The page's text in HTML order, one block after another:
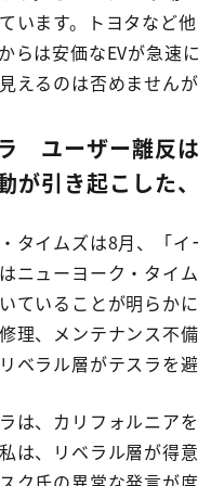
います。トヨタなど
らは安価なEVが急速
えるのは否めませんが
ユーザー離反
が引き起こした
タイムズは8月、「イ
ニューヨーク・タイ
ていることが明らか
理、メンテナンス不
ベラル層がテスラを
は、カリフォルニア
は、リベラル層が得